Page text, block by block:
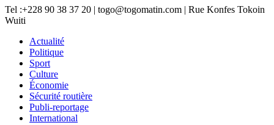
Tel :+228 90 38 37 20 | togo@togomatin.com | Rue Konfes Tokoin
Wuiti
Actualité
Politique
Sport
Culture
Économie
Sécurité routière
Publi-reportage
International